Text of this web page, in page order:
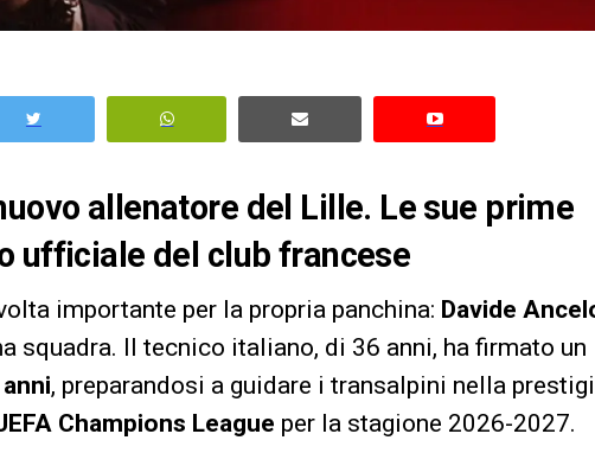
allenatore del Lille. Le sue prime
ufficiale del club francese
importante per la propria panchina: Davide
squadra. Il tecnico italiano, di 36 anni, ha firmato un
, preparandosi a guidare i transalpini nella
Champions League per la stagione 2026-2027.